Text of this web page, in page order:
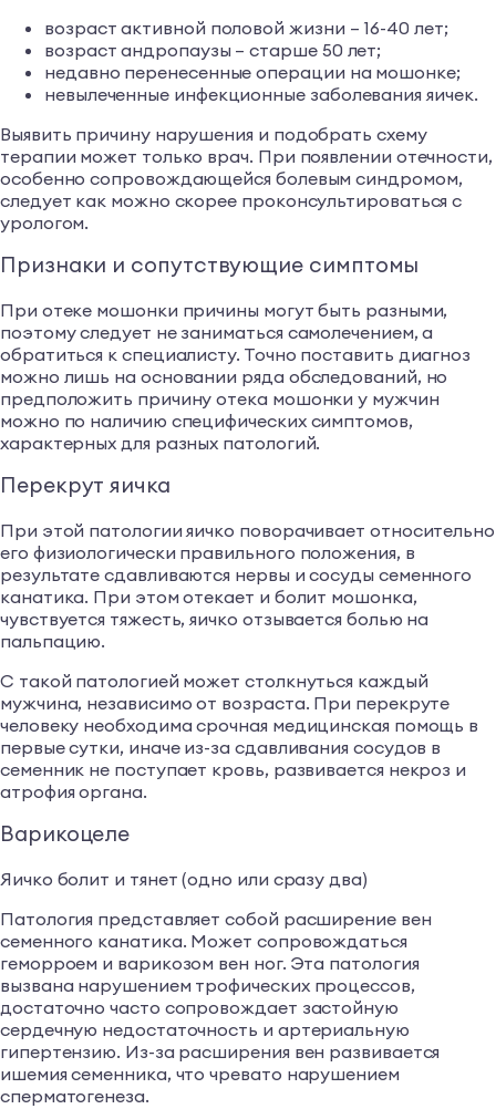
возраст активной половой жизни – 16-40 лет;
возраст андропаузы – старше 50 лет;
недавно перенесенные операции на мошонке;
невылеченные инфекционные заболевания яичек.
Выявить причину нарушения и подобрать схему
терапии может только врач. При появлении отечности,
особенно сопровождающейся болевым синдромом,
следует как можно скорее проконсультироваться с
урологом.
Признаки и сопутствующие симптомы
При отеке мошонки причины могут быть разными,
поэтому следует не заниматься самолечением, а
обратиться к специалисту. Точно поставить диагноз
можно лишь на основании ряда обследований, но
предположить причину отека мошонки у мужчин
можно по наличию специфических симптомов,
характерных для разных патологий.
Перекрут яичка
При этой патологии яичко поворачивает относительно
его физиологически правильного положения, в
результате сдавливаются нервы и сосуды семенного
канатика. При этом отекает и болит мошонка,
чувствуется тяжесть, яичко отзывается болью на
пальпацию.
С такой патологией может столкнуться каждый
мужчина, независимо от возраста. При перекруте
человеку необходима срочная медицинская помощь в
первые сутки, иначе из-за сдавливания сосудов в
семенник не поступает кровь, развивается некроз и
атрофия органа.
Варикоцеле
Яичко болит и тянет (одно или сразу два)
Патология представляет собой расширение вен
семенного канатика. Может сопровождаться
геморроем и варикозом вен ног. Эта патология
вызвана нарушением трофических процессов,
достаточно часто сопровождает застойную
сердечную недостаточность и артериальную
гипертензию. Из-за расширения вен развивается
ишемия семенника, что чревато нарушением
сперматогенеза.